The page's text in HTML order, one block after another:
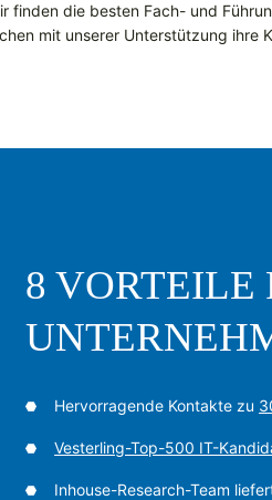
finden die besten Fach- und
mit unserer Unterstützung ihre
8 VORTEILE
Hervorragende Kontakte zu
Vesterling-Top-500 IT-
Inhouse-Research-Team